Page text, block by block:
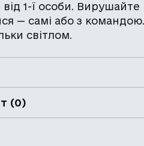
1-ї особи. Вирушайте
— самі або з
світлом.
(0)